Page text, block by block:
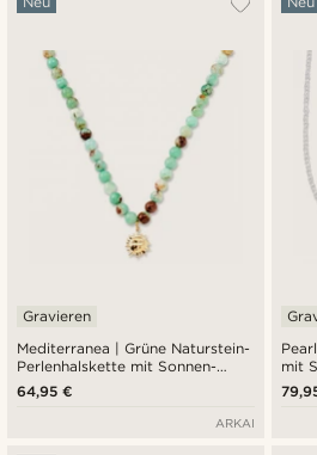
Mediterranea | Grüne Naturstein-
Perlenhalskette mit Sonnen-
Charme-Anhänger
Gravieren
64,95 €
ARKAI
mit